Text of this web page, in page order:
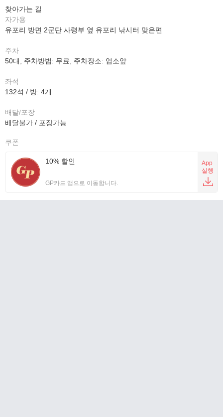
찾아가는 길
자가용
유포리 방면 2군단 사령부 옆 유포리 낚시터 맞은편
주차
50대, 주차방법: 무료, 주차장소: 업소앞
좌석
132석 / 방: 4개
배달/포장
배달불가 / 포장가능
쿠폰
10% 할인
GP카드 앱으로 이동합니다.
App
실행